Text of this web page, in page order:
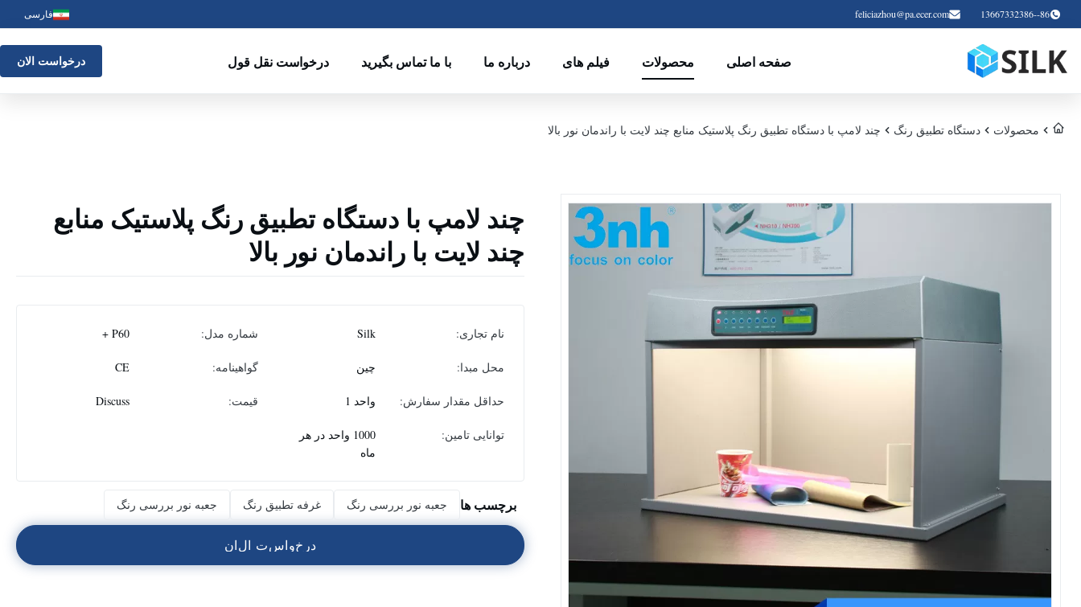
86--13667332386
feliciazhou@pa.ecer.com فارسی
صفحه اصلی محصولات فیلم های درباره ما با ما تماس بگیرید درخواست نقل قول درخواست الان
محصولات دستگاه تطبیق رنگ چند لامپ با دستگاه تطبیق رنگ پلاستیک منابع چند لایت با راندمان نور بالا
چند لامپ با دستگاه تطبیق رنگ پلاستیک منابع
چند لایت با راندمان نور بالا
نام تجاری: Silk شماره مدل: P60 +
محل مبدا: چین گواهینامه: CE
حداقل مقدار سفارش: واحد 1 قیمت: Discuss
توانایی تامین:
1000 واحد در هر
ماه
برچسب ها جعبه نور بررسی رنگ غرفه تطبیق رنگ جعبه نور بررسی رنگ
در خواست الان